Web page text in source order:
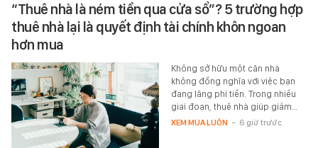
“Thuê nhà là ném tiền qua cửa sổ”? 5 trường hợp
thuê nhà lại là quyết định tài chính khôn ngoan
hơn mua
Không sở hữu một căn nhà
không đồng nghĩa với việc bạn
đang lãng phí tiền. Trong nhiều
giai đoạn, thuê nhà giúp giảm…
XEM MUA LUÔN - 6 giờ trước